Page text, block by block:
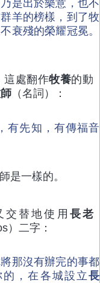
是出於樂意，也不
羊的榜樣，到了牧
衰殘的榮耀冠冕。
這處翻作牧養的動
（名詞）：
有先知，有傳福音
是一樣的。
替地使用 長老
）二字：
那沒有辦完的事都
，在各城設立長